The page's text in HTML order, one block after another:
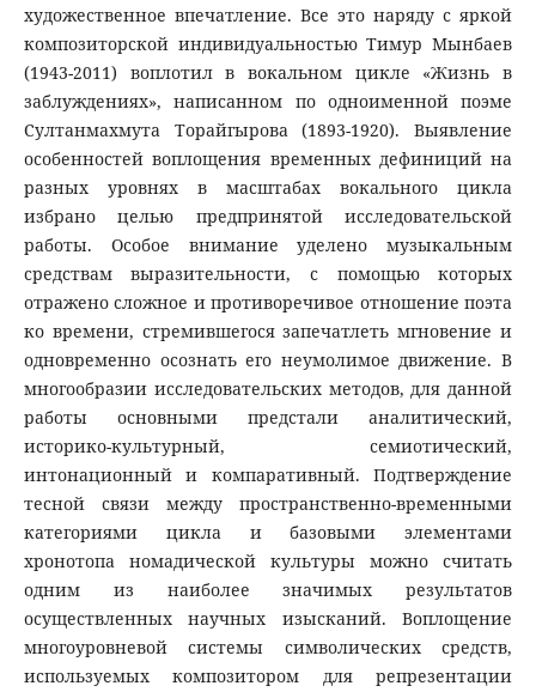
художественное впечатление. Все это наряду с яркой
композиторской индивидуальностью Тимур Мынбаев
(1943-2011) воплотил в вокальном цикле «Жизнь в
заблуждениях», написанном по одноименной поэме
Султанмахмута Торайгырова (1893-1920). Выявление
особенностей воплощения временных дефиниций на
разных уровнях в масштабах вокального цикла
избрано целью предпринятой исследовательской
работы. Особое внимание уделено музыкальным
средствам выразительности, с помощью которых
отражено сложное и противоречивое отношение поэта
ко времени, стремившегося запечатлеть мгновение и
одновременно осознать его неумолимое движение. В
многообразии исследовательских методов, для данной
работы основными предстали аналитический,
историко-культурный, семиотический,
интонационный и компаративный. Подтверждение
тесной связи между пространственно-временными
категориями цикла и базовыми элементами
хронотопа номадической культуры можно считать
одним из наиболее значимых результатов
осуществленных научных изысканий. Воплощение
многоуровневой системы символических средств,
используемых композитором для репрезентации